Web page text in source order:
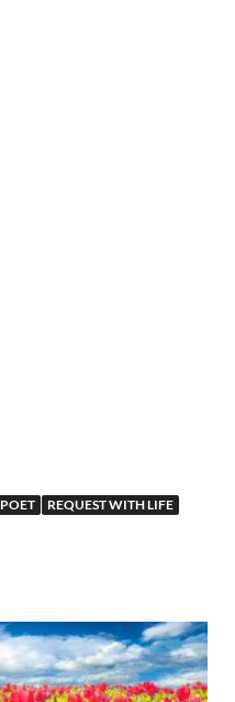
REQUEST WITH LIFE